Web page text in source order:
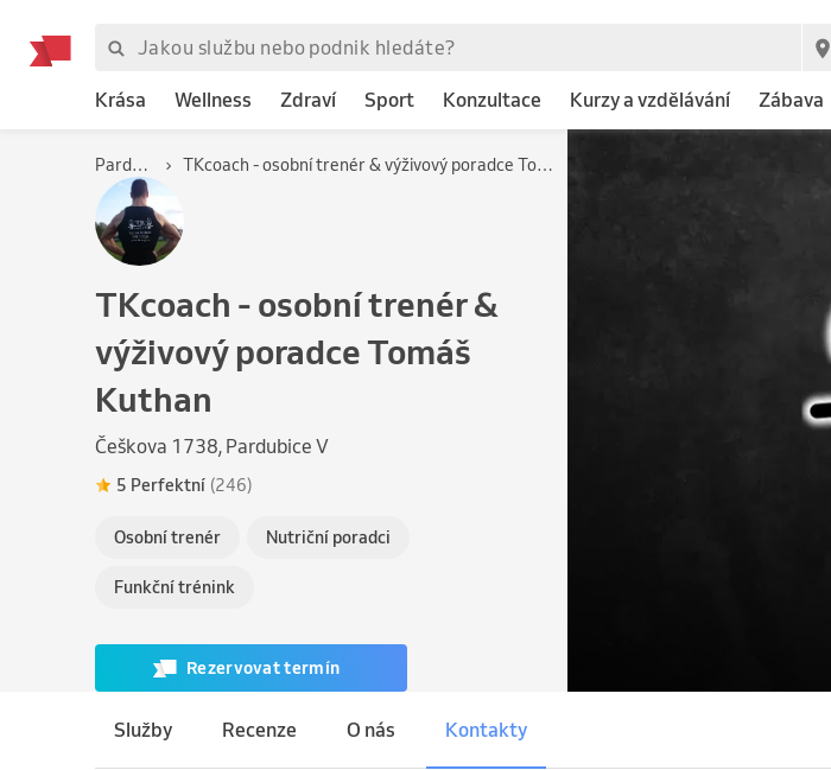
Krása Wellness Zdraví Sport Konzultace Kurzy a vzdělávání Zábava
Pardubice TKcoach - osobní trenér & výživový poradce Tomáš Kuthan
TKcoach - osobní trenér &
výživový poradce Tomáš
Kuthan
Češkova 1738, Pardubice V
5 Perfektní (246)
Osobní trenér Nutriční poradci
Funkční trénink
Rezervovat termín
Služby Recenze O nás Kontakty